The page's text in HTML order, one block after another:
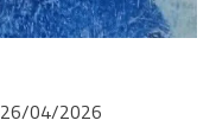
26/04/2026